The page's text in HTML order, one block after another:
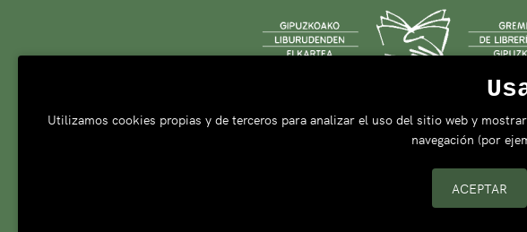
Utilizamos cookies propias y de terceros para analizar el uso del sitio web y
navegación (por
ACEPTAR